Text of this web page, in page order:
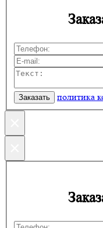
политика